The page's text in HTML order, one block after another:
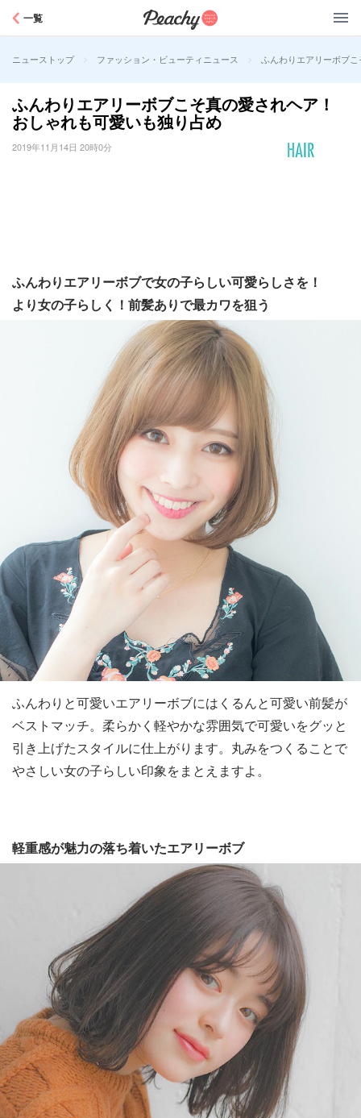
一覧
ニューストップ > ファッション・ビューティニュース > ふんわりエアリーボブ
ふんわりエアリーボブこそ真の愛されヘア！
おしゃれも可愛いも独り占め
2019年11月14日 20時0分
ふんわりエアリーボブで女の子らしい可愛らしさを！
より女の子らしく！前髪ありで最カワを狙う
ふんわりと可愛いエアリーボブにはくるんと可愛い前髪が
ベストマッチ。柔らかく軽やかな雰囲気で可愛いをグッと
引き上げたスタイルに仕上がります。丸みをつくることで
やさしい女の子らしい印象をまとえますよ。
軽重感が魅力の落ち着いたエアリーボブ